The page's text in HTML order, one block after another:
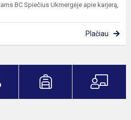
BC Spiečius Ukmergėje apie karjerą,
Plačiau